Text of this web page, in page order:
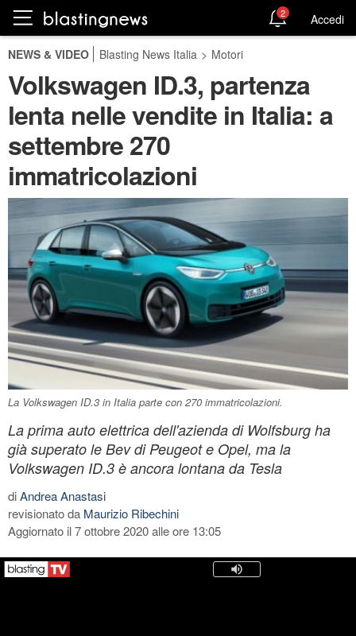
2 Accedi
NEWS & VIDEO Blasting News Italia > Motori
Volkswagen ID.3, partenza
lenta nelle vendite in Italia: a
settembre 270
immatricolazioni
La Volkswagen ID.3 in Italia parte con 270 immatricolazioni.
La prima auto elettrica dell'azienda di Wolfsburg ha
già superato le Bev di Peugeot e Opel, ma la
Volkswagen ID.3 è ancora lontana da Tesla
diAndrea Anastasi
revisionato da Maurizio Ribechini
Aggiornato il 7 ottobre 2020 alle ore 13:05